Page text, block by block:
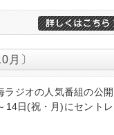
月〕
ジオの人気番組の公開
14日(祝・月)にセントレ